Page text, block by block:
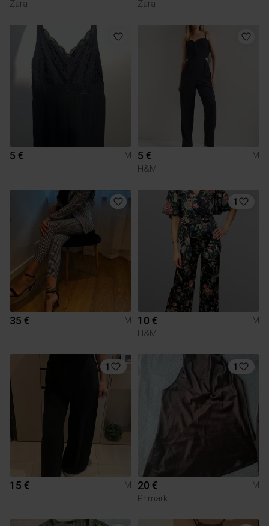
Zara
Zara
5 € M 5 €
M
H&M
35 € M
1
10 €
M
H&M
1
15 € M
1
20 €
M
Primark